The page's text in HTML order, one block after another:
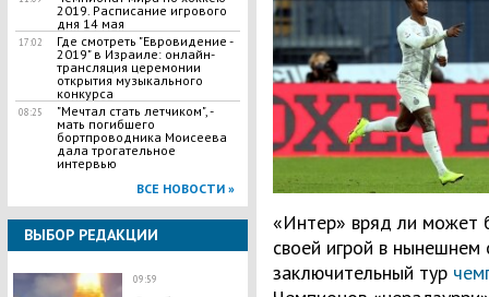
2019. Расписание игрового
дня 14 мая
17:02
​Где смотреть "Евровидение -
2019" в Израиле: онлайн-
трансляция церемонии
открытия музыкального
конкурса
08:25
"Мечтал стать летчиком", -
мать погибшего
бортпроводника Моисеева
дала трогательное
интервью
ВСЕ НОВОСТИ »
ВЫБОР РЕДАКЦИИ
09:59
«Интер» вряд ли может
своей игрой в нынешнем
заключительный тур